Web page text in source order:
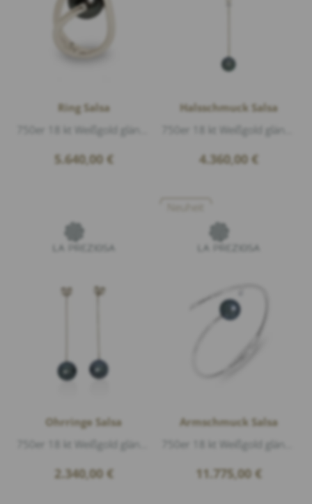
Ring Salsa
5.640,00 €
Halsschmuck Salsa
4.360,00 €
Ohrringe Salsa
2.340,00 €
Armschmuck Salsa
11.775,00 €